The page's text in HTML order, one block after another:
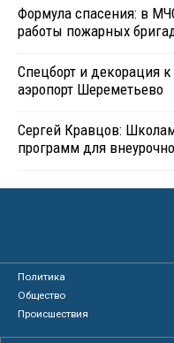
Формула спасения: в
работы пожарных
Спецборт и декорация
аэропорт Шереметьево
Сергей Кравцов:
программ для
Политика
Общество
Происшествия